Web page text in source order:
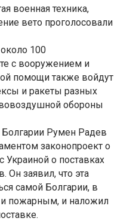
военная техника,
вето проголосовали
100
с вооружением и
помощи также войдут
и ракеты разных
обороны
Румен Радев
законопроект о
Украиной о поставках
Он заявил, что эта
самой Болгарии, в
и пожарным, и наложил